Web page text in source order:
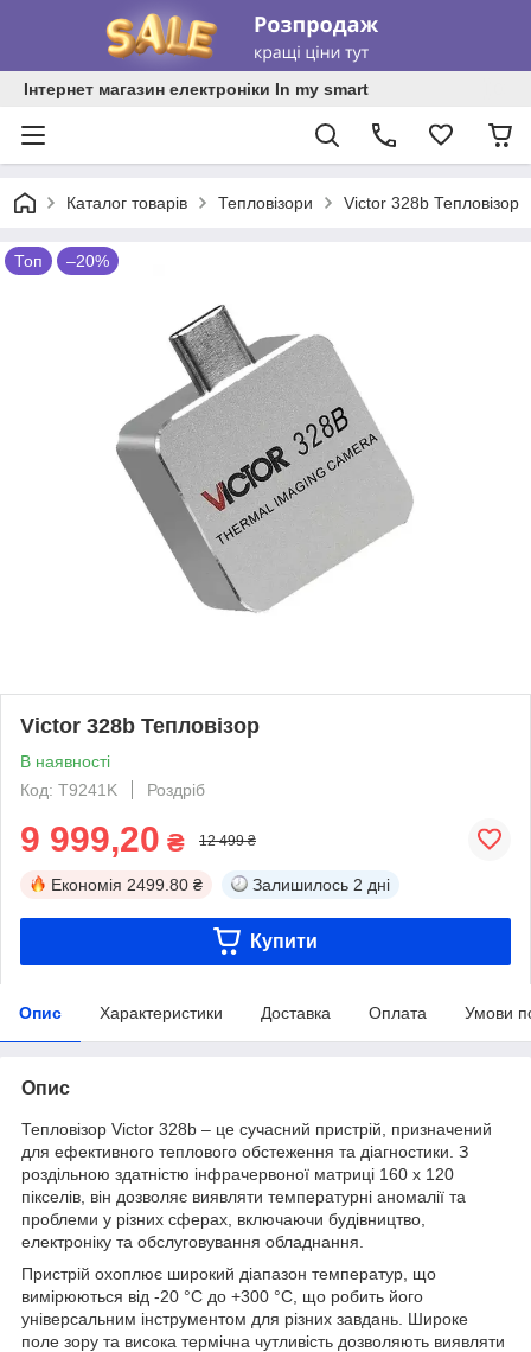
Інтернет магазин електроніки In my smart
Каталог товарів Тепловізори Victor 328b Тепловізор
Топ –20%
Victor 328b Тепловізор
В наявності
Код: T9241K
Роздріб
9 999,20 ₴ 12 499 ₴
Економія 2499.80 ₴ Залишилось 2 дні
Купити
Опис Характеристики Доставка Оплата Умови
Опис
Тепловізор Victor 328b – це сучасний пристрій, призначений
для ефективного теплового обстеження та діагностики. З
роздільною здатністю інфрачервоної матриці 160 x 120
пікселів, він дозволяє виявляти температурні аномалії та
проблеми у різних сферах, включаючи будівництво,
електроніку та обслуговування обладнання.
Пристрій охоплює широкий діапазон температур, що
вимірюються від -20 °C до +300 °C, що робить його
універсальним інструментом для різних завдань. Широке
поле зору та висока термічна чутливість дозволяють виявляти